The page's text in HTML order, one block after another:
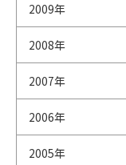
2009年
2008年
2007年
2006年
2005年